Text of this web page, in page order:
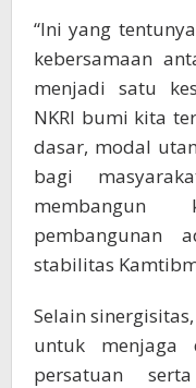
“Ini yang
kebersamaan
menjadi satu
NKRI bumi kita
dasar, modal
bagi
pembangunan
stabilitas
Selain
untuk menjaga
persatuan